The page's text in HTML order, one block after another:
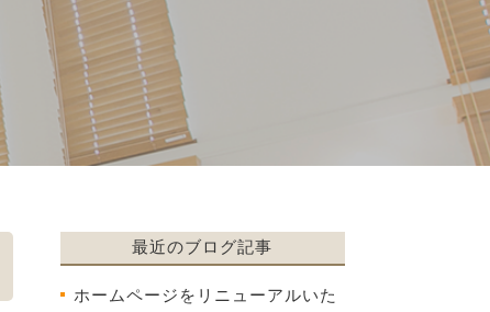
AGA治療
最近のブログ記事
ホームページをリニューアルいた